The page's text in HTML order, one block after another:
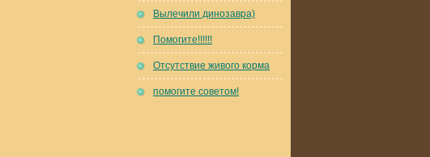
Вылечили динозавра)
Помогите!!!!!!
Отсутствие живого корма
помогите советом!